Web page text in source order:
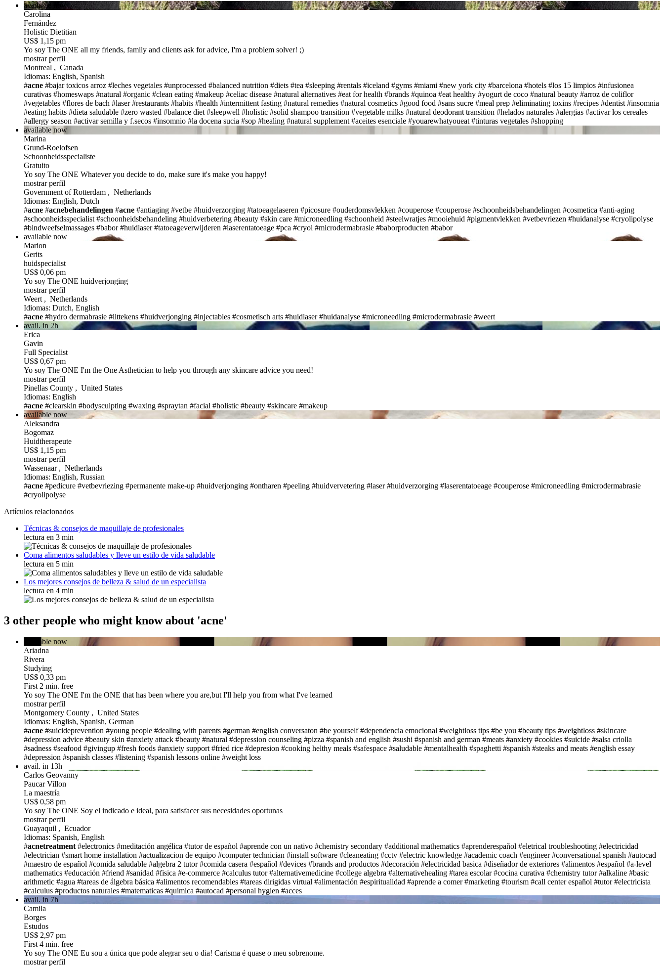
available now
Carolina
Fernández
Holistic Dietitian
US$ 1,15 pm
Yo soy The ONE all my friends, family and clients ask for advice, I'm a problem solver! ;)
mostrar perfil
Montreal , Canada
Idiomas: English, Spanish
#acne #bajar toxicos arroz #leches vegetales #unprocessed #balanced nutrition #diets #tea #sleeping #rentals #iceland #gyms #miami #new york city #barcelona #hotels #los 15 limpios #infusionea
curativas #homeswaps #natural #organic #clean eating #makeup #celiac disease #natural alternatives #eat for health #brands #quinoa #eat healthy #yogurt de coco #natural beauty #arroz de coliflor
#vegetables #flores de bach #laser #restaurants #habits #health #intermittent fasting #natural remedies #natural cosmetics #good food #sans sucre #meal prep #eliminating toxins #recipes #dentist #insomnia
#eating habits #dieta saludable #zero wasted #balance diet #sleepwell #holistic #solid shampoo transition #vegetable milks #natural deodorant transition #helados naturales #alergias #activar los cereales
#allergy season #activar semilla y f.secos #insomnio #la docena sucia #sop #healing #natural supplement #aceites esenciale #youarewhatyoueat #tinturas vegetales #shopping
available now
Marina
Grund-Roelofsen
Schoonheidsspecialiste
Gratuito
Yo soy The ONE Whatever you decide to do, make sure it's make you happy!
mostrar perfil
Government of Rotterdam , Netherlands
Idiomas: English, Dutch
#acne #acnebehandelingen #acne #antiaging #vetbe #huidverzorging #tatoeagelaseren #picosure #ouderdomsvlekken #couperose #couperose #schoonheidsbehandelingen #cosmetica #anti-aging
#schoonheidsspecialist #schoonheidsbehandeling #huidverbetering #beauty #skin care #microneedling #schoonheid #steelwratjes #mooiehuid #pigmentvlekken #vetbevriezen #huidanalyse #cryolipolyse
#bindweefselmassages #babor #huidlaser #tatoeageverwijderen #laserentatoeage #pca #cryol #microdermabrasie #baborproducten #babor
available now
Marion
Gerits
huidspecialist
US$ 0,06 pm
Yo soy The ONE huidverjonging
mostrar perfil
Weert , Netherlands
Idiomas: Dutch, English
#acne #hydro dermabrasie #littekens #huidverjonging #injectables #cosmetisch arts #huidlaser #huidanalyse #microneedling #microdermabrasie #weert
avail. in 2h
Erica
Gavin
Full Specialist
US$ 0,67 pm
Yo soy The ONE I'm the One Asthetician to help you through any skincare advice you need!
mostrar perfil
Pinellas County , United States
Idiomas: English
#acne #clearskin #bodysculpting #waxing #spraytan #facial #holistic #beauty #skincare #makeup
available now
Aleksandra
Bogomaz
Huidtherapeute
US$ 1,15 pm
mostrar perfil
Wassenaar , Netherlands
Idiomas: English, Russian
#acne #pedicure #vetbevriezing #permanente make-up #huidverjonging #ontharen #peeling #huidvervetering #laser #huidverzorging #laserentatoeage #couperose #microneedling #microdermabrasie
#cryolipolyse
Artículos relacionados
Técnicas & consejos de maquillaje de profesionales
lectura en 3 min
Coma alimentos saludables y lleve un estilo de vida saludable
lectura en 5 min
Los mejores consejos de belleza & salud de un especialista
lectura en 4 min
3 other people who might know about 'acne'
available now
Ariadna
Rivera
Studying
US$ 0,33 pm
First 2 min. free
Yo soy The ONE I'm the ONE that has been where you are,but I'll help you from what I've learned
mostrar perfil
Montgomery County , United States
Idiomas: English, Spanish, German
#acne #suicideprevention #young people #dealing with parents #german #english conversaton #be yourself #dependencia emocional #weightloss tips #be you #beauty tips #weightloss #skincare
#depression advice #beauty skin #anxiety attack #beauty #natural #depression counseling #pizza #spanish and english #sushi #spanish and german #meats #anxiety #cookies #suicide #salsa criolla
#sadness #seafood #givingup #fresh foods #anxiety support #fried rice #depresion #cooking helthy meals #safespace #saludable #mentalhealth #spaghetti #spanish #steaks and meats #english essay
#depression #spanish classes #listening #spanish lessons online #weight loss
avail. in 13h
Carlos Geovanny
Paucar Villon
La maestría
US$ 0,58 pm
Yo soy The ONE Soy el indicado e ideal, para satisfacer sus necesidades oportunas
mostrar perfil
Guayaquil , Ecuador
Idiomas: Spanish, English
#acnetreatment #electronics #meditación angélica #tutor de español #aprende con un nativo #chemistry secondary #additional mathematics #aprenderespañol #eletrical troubleshooting #electricidad
#electrician #smart home installation #actualizacion de equipo #computer technician #install software #cleaneating #cctv #electric knowledge #academic coach #engineer #conversational spanish #autocad
#maestro de español #comida saludable #algebra 2 tutor #comida casera #español #devices #brands and productos #decoración #electricidad basica #diseñador de exteriores #alimentos #español #a-level
mathematics #educación #friend #sanidad #fisica #e-commerce #calculus tutor #alternativemedicine #college algebra #alternativehealing #tarea escolar #cocina curativa #chemistry tutor #alkaline #basic
arithmetic #agua #tareas de álgebra básica #alimentos recomendables #tareas dirigidas virtual #alimentación #espiritualidad #aprende a comer #marketing #tourism #call center español #tutor #electricista
#calculus #productos naturales #matematicas #quimica #autocad #personal hygien #acces
avail. in 7h
Camila
Borges
Estudos
US$ 2,97 pm
First 4 min. free
Yo soy The ONE Eu sou a única que pode alegrar seu o dia! Carisma é quase o meu sobrenome.
mostrar perfil